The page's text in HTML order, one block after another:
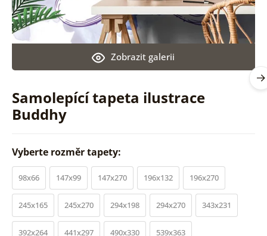
Samolepící tapeta ilustrace
Buddhy
Zobrazit galerii
Vyberte rozměr tapety:
98x66 147x99 147x270 196x132 196x270
245x165 245x270 294x198 294x270 343x231
392x264 441x297 490x330 539x363